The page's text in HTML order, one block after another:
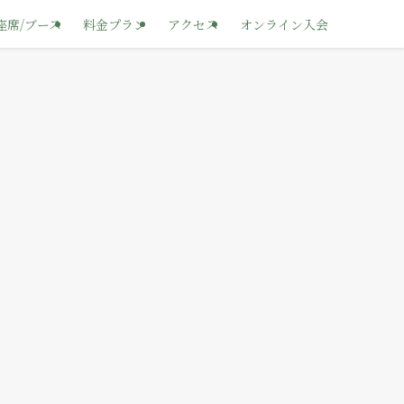
席/ブース 料金プラン アクセス オンライン入会